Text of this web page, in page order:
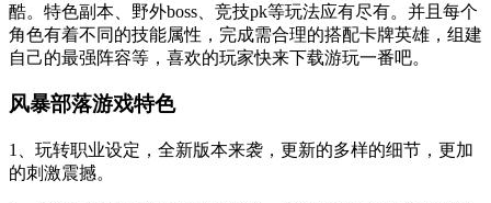
酷。特色副本、野外boss、竞技pk等玩法应有尽有。并且每个
角色有着不同的技能属性，完成需合理的搭配卡牌英雄，组建
自己的最强阵容等，喜欢的玩家快来下载游玩一番吧。
风暴部落游戏特色
1、玩转职业设定，全新版本来袭，更新的多样的细节，更加
的刺激震撼。